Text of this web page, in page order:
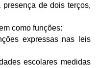
de dois terços,
como funções:
expressas nas leis
escolares medidas